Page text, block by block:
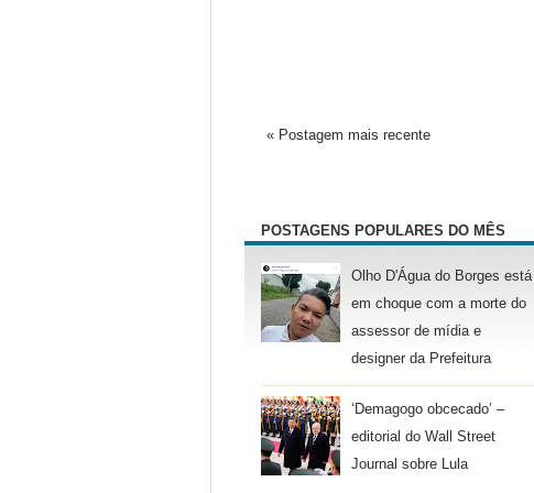
« Postagem mais recente
POSTAGENS POPULARES DO MÊS
Olho D'Água do Borges está
em choque com a morte do
assessor de mídia e
designer da Prefeitura
‘Demagogo obcecado’ –
editorial do Wall Street
Journal sobre Lula